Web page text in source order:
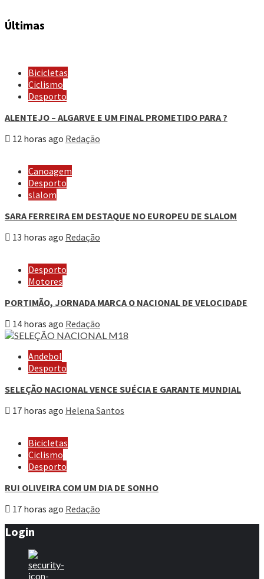
Últimas
Bicicletas
Ciclismo
Desporto
ALENTEJO – ALGARVE E UM FINAL PROMETIDO PARA ?
12 horas ago Redação
Canoagem
Desporto
slalom
SARA FERREIRA EM DESTAQUE NO EUROPEU DE SLALOM
13 horas ago Redação
Desporto
Motores
PORTIMÃO, JORNADA MARCA O NACIONAL DE VELOCIDADE
14 horas ago Redação
Andebol
Desporto
SELEÇÃO NACIONAL VENCE SUÉCIA E GARANTE MUNDIAL
17 horas ago Helena Santos
Bicicletas
Ciclismo
Desporto
RUI OLIVEIRA COM UM DIA DE SONHO
17 horas ago Redação
Login